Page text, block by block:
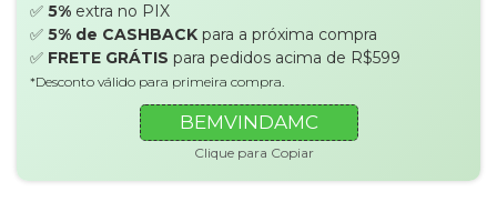
✅ 5% extra no PIX
✅ 5% de CASHBACK para a próxima compra
✅ FRETE GRÁTIS para pedidos acima de R$599
*Desconto válido para primeira compra.
BEMVINDAMC
Clique para Copiar